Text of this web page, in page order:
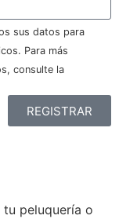
sus datos para
Para más
consulte la
REGISTRAR
peluquería o